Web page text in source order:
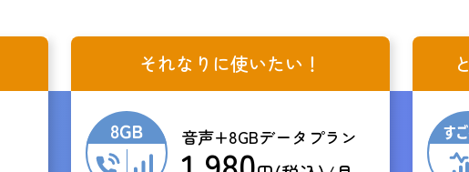
それなりに使いたい！
音声+8GBデータプラン